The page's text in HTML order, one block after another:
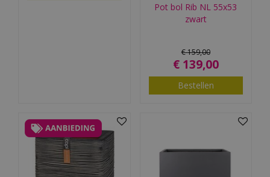
Pot bol Rib NL 55x53
zwart
€159,00
€ 139,00
Bestellen